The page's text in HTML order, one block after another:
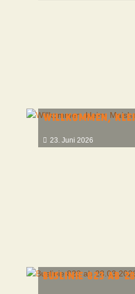
WILLKOMMEN,
23. Juni 2026
BUSLINIE 823 AB